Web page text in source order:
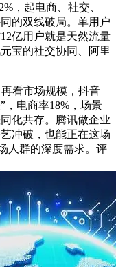
，起电商、社交、
的双线破局。单用户
亿用户就是天然流量
宝的社交协同、阿里
看市场规模，抖音
，电商率18%，场景
化共存。腾讯做企业
冲破，也能正在这场
人群的深度需求。评